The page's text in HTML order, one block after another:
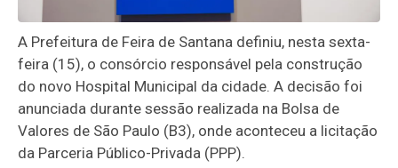
A Prefeitura de Feira de Santana definiu, nesta sexta-
feira (15), o consórcio responsável pela construção
do novo Hospital Municipal da cidade. A decisão foi
anunciada durante sessão realizada na Bolsa de
Valores de São Paulo (B3), onde aconteceu a licitação
da Parceria Público-Privada (PPP).